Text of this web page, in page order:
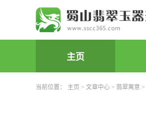
主页
当前位置： 主页 > 文章中心 > 翡翠寓意 >